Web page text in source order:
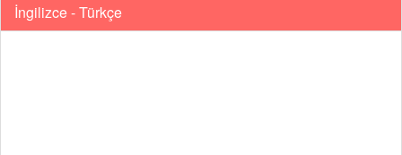
İngilizce - Türkçe